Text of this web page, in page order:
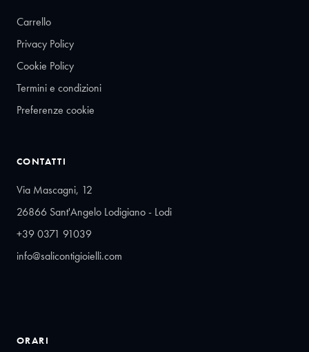
Carrello
Privacy Policy
Cookie Policy
Termini e condizioni
Preferenze cookie
CONTATTI
Via Mascagni, 12
26866 Sant'Angelo Lodigiano - Lodi
+39 0371 91039
info@salicontigioielli.com
ORARI